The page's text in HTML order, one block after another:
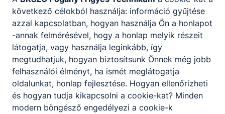
Foksányban jártunk
következő célokból használja: információ gyűjtése
azzal kapcsolatban, hogyan használja Ön a honlapot
-annak felmérésével, hogy a honlap melyik részeit
látogatja, vagy használja leginkább, így
megtudhatjuk, hogyan biztosítsunk Önnek még jobb
felhasználói élményt, ha ismét meglátogatja
oldalunkat, honlap fejlesztése. Hogyan ellenőrizheti
és hogyan tudja kikapcsolni a cookie-kat? Minden
modern böngésző engedélyezi a cookie-k